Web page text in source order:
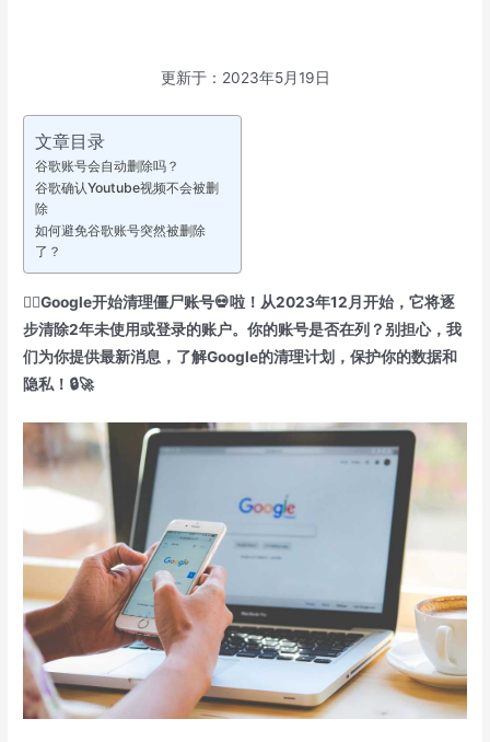
更新于：2023年5月19日
文章目录
谷歌账号会自动删除吗？
谷歌确认Youtube视频不会被删
除
如何避免谷歌账号突然被删除
了？
🧟‍♀️Google开始清理僵尸账号💀啦！从2023年12月开始，它将逐
步清除2年未使用或登录的账户。你的账号是否在列？别担心，我
们为你提供最新消息， 了解Google的清理计划，保护你的数据和
隐私！🔒🚀